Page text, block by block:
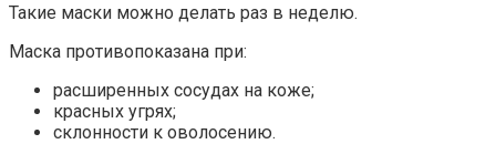
Такие маски можно делать раз в неделю.
Маска противопоказана при:
расширенных сосудах на коже;
красных угрях;
склонности к оволосению.